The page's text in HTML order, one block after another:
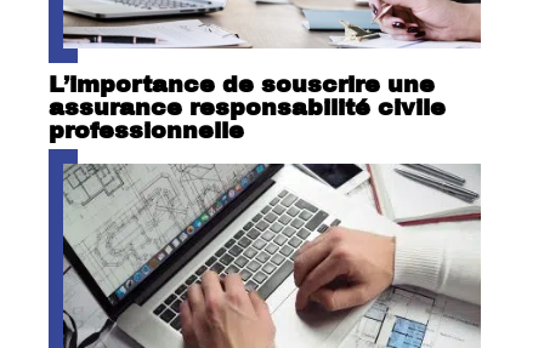
L’importance de souscrire une
assurance responsabilité civile
professionnelle